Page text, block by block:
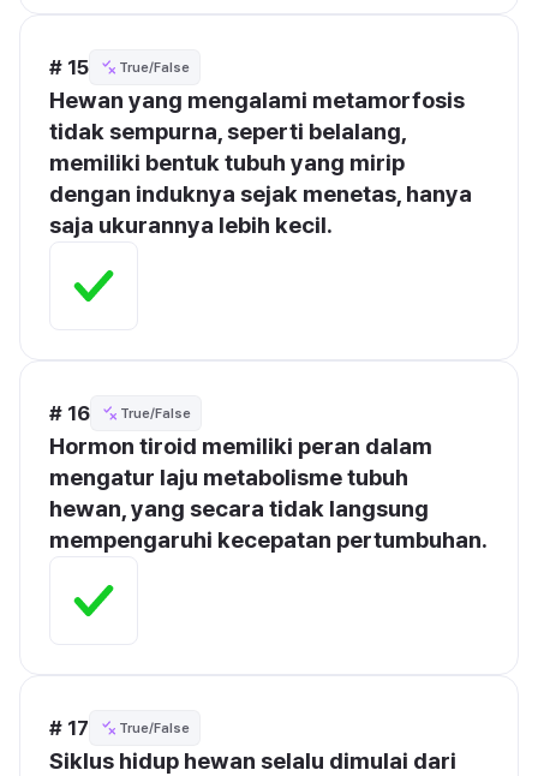
# 15 True/False
Hewan yang mengalami metamorfosis
tidak sempurna, seperti belalang,
memiliki bentuk tubuh yang mirip
dengan induknya sejak menetas, hanya
saja ukurannya lebih kecil.
# 16 True/False
Hormon tiroid memiliki peran dalam
mengatur laju metabolisme tubuh
hewan, yang secara tidak langsung
mempengaruhi kecepatan pertumbuhan.
# 17 True/False
Siklus hidup hewan selalu dimulai dari